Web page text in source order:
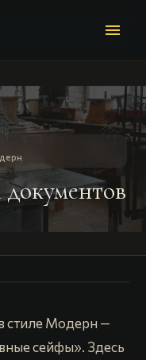
menu
стиле Модерн —
сейфы». Здесь